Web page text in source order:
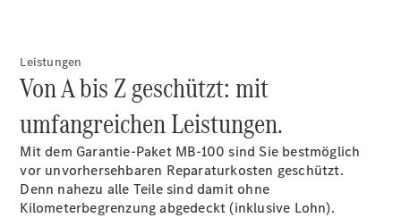
Reifen- und
Komplettradschutz
EU-
Leistungen
Von A bis Z geschützt: mit
umfangreichen Leistungen.
Mit dem Garantie-Paket MB-100 sind Sie bestmöglich
vor unvorhersehbaren Reparaturkosten geschützt.
Denn nahezu alle Teile sind damit ohne
Kilometerbegrenzung abgedeckt (inklusive Lohn).